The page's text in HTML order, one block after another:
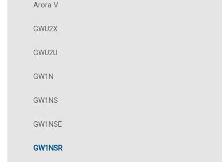
Arora V
GWU2X
GWU2U
GW1N
GW1NS
GW1NSE
GW1NSR